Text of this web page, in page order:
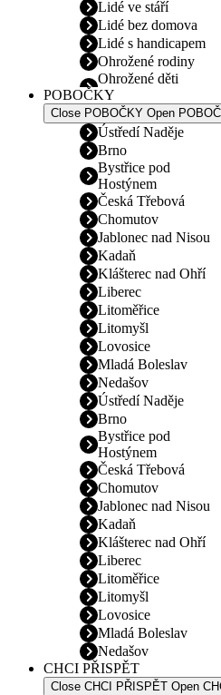
Lidé ve stáří
Lidé bez domova
Lidé s handicapem
Ohrožené rodiny
Ohrožené děti
POBOČKY
Close POBOČKY Open
Ústředí Naděje
Brno
Bystřice pod
Hostýnem
Česká Třebová
Chomutov
Jablonec nad Nisou
Kadaň
Klášterec nad Ohří
Liberec
Litoměřice
Litomyšl
Lovosice
Mladá Boleslav
Nedašov
Ústředí Naděje
Brno
Bystřice pod
Hostýnem
Česká Třebová
Chomutov
Jablonec nad Nisou
Kadaň
Klášterec nad Ohří
Liberec
Litoměřice
Litomyšl
Lovosice
Mladá Boleslav
Nedašov
CHCI PŘISPĚT
Close CHCI PŘISPĚT Open